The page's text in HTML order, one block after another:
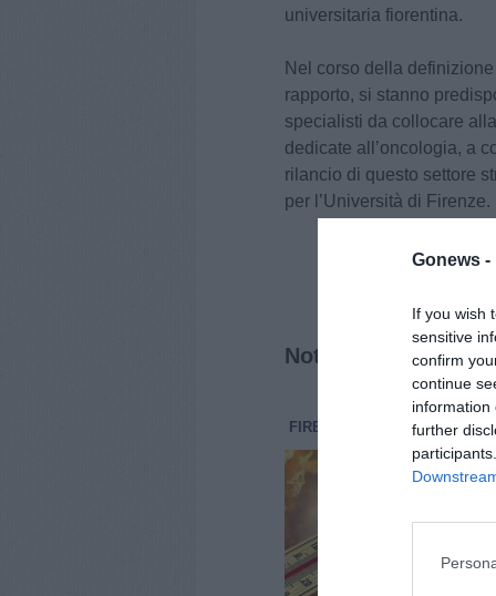
Gonews -
If you wish
sensitive
confirm
continue
information
further
universitaria fiorentina.
Nel corso della
rapporto, si stanno
specialisti da collocare
dedicate all’oncologia, a
rilancio di questo settore
per l’Università di Firenze.
Notizie correlate
FIRENZE CRONACA 7
ha